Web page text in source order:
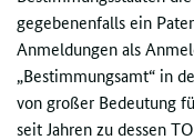
gegebenenfalls ein
Anmeldungen als
„Bestimmungsamt“ in
von großer Bedeutung
seit Jahren zu dessen